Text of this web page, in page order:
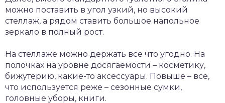
можно поставить в угол узкий, но высокий
стеллаж, а рядом ставить большое напольное
зеркало в полный рост.
На стеллаже можно держать все что угодно. На
полочках на уровне досягаемости – косметику,
бижутерию, какие-то аксессуары. Повыше – все,
что используется реже – сезонные сумки,
головные уборы, книги.